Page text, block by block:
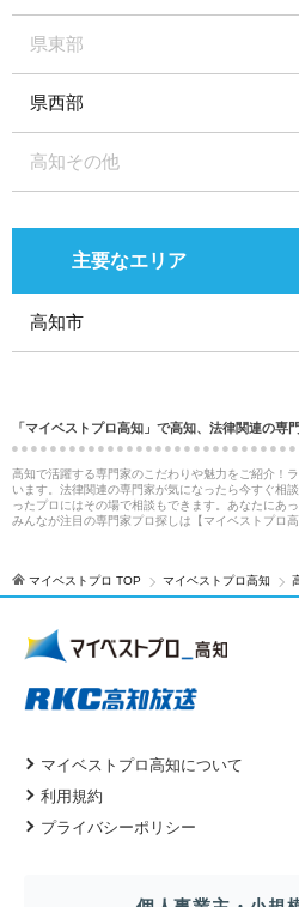
県東部
県西部
高知その他
主要なエリア
高知市
「マイベストプロ高知」で高知、法律関連の専
高知で活躍する専門家のこだわりや魅力をご紹介！
います。法律関連の専門家が気になったら今すぐ相
ったプロにはその場で相談もできます。あなたにあ
みんなが注目の専門家プロ探しは【マイベストプロ高
マイベストプロ TOP マイベストプロ高知
マイベストプロ高知について
利用規約
プライバシーポリシー